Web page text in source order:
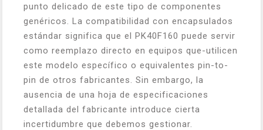
punto delicado de este tipo de componentes
genéricos. La compatibilidad con encapsulados
estándar significa que el PK40F160 puede servir
como reemplazo directo en equipos que-utilicen
este modelo específico o equivalentes pin-to-
pin de otros fabricantes. Sin embargo, la
ausencia de una hoja de especificaciones
detallada del fabricante introduce cierta
incertidumbre que debemos gestionar.